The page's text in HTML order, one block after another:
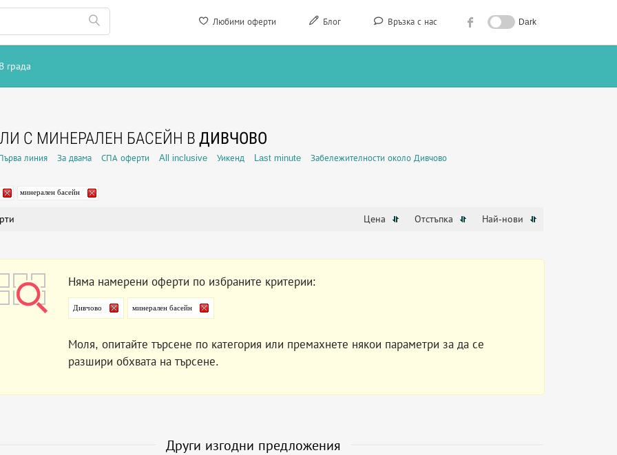
Любими оферти Блог Връзка с нас Dark
В града
С МИНЕРАЛЕН БАСЕЙН В ДИВЧОВО
линия За двама СПА оферти All inclusive Уикенд Last minute Забележителности около Дивчово
минерален басейн
Цена Отстъпка Най-нови
Няма намерени оферти по избраните критерии:
Дивчово минерален басейн
Моля, опитайте търсене по категория или премахнете някои параметри за да се
разшири обхвата на търсене.
Други изгодни предложения